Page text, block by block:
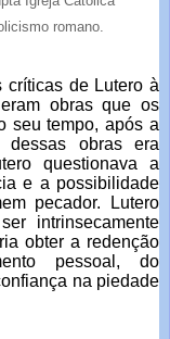
romano.
críticas de Lutero à
obras que os
seu tempo, após a
dessas obras era
questionava a
e a possibilidade
pecador.
Lutero
intrinsecamente
obter a redenção
pessoal, do
na piedade